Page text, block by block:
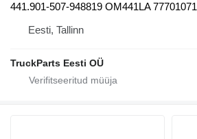
441.901-507-948819 OM441LA 77701071
Eesti, Tallinn
TruckParts Eesti OÜ